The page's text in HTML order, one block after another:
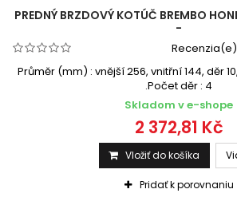
PREDNÝ BRZDOVÝ KOTÚČ BREMBO
-
Průměr (mm) : vnější 256, vnitřní 144, děr
.Počet děr : 4
Skladom v e-shope
2 372,81 Kč
Vložiť do košíka
Pridať k porovnaniu